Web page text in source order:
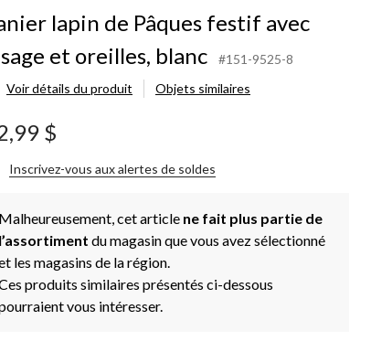
lapin de Pâques festif avec
et oreilles, blanc
#151-9525-8
Voir détails du produit
Objets similaires
$
Inscrivez-vous aux alertes de soldes
Malheureusement, cet article ne fait plus partie de
l’assortiment du magasin que vous avez sélectionné
les magasins de la région.
produits similaires présentés ci-dessous
vous intéresser.